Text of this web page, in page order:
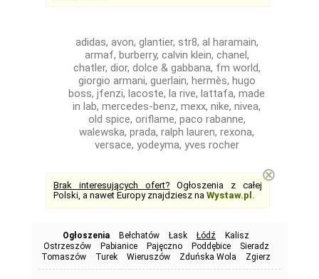
adidas, avon, glantier, str8, al haramain,
armaf, burberry, calvin klein, chanel,
chatler, dior, dolce & gabbana, fm world,
giorgio armani, guerlain, hermès, hugo
boss, jfenzi, lacoste, la rive, lattafa, made
in lab, mercedes-benz, mexx, nike, nivea,
old spice, oriflame, paco rabanne,
walewska, prada, ralph lauren, rexona,
versace, yodeyma, yves rocher
Brak interesujących ofert? Ogłoszenia z całej
Polski, a nawet Europy znajdziesz na Wystaw.pl .
⊗
Ogłoszenia Bełchatów Łask Łódź
Kalisz
Ostrzeszów
Pabianice Pajęczno Poddębice
Sieradz
Tomaszów
Turek Wieruszów Zduńska Wola Zgierz